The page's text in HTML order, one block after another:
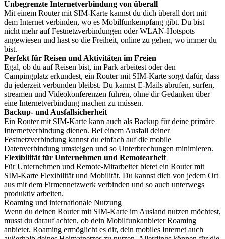
Unbegrenzte Internetverbindung von überall
Mit einem Router mit SIM-Karte kannst du dich überall dort mit
dem Internet verbinden, wo es Mobilfunkempfang gibt. Du bist
nicht mehr auf Festnetzverbindungen oder WLAN-Hotspots
angewiesen und hast so die Freiheit, online zu gehen, wo immer du
bist.
Perfekt für Reisen und Aktivitäten im Freien
Egal, ob du auf Reisen bist, im Park arbeitest oder den
Campingplatz erkundest, ein Router mit SIM-Karte sorgt dafür, dass
du jederzeit verbunden bleibst. Du kannst E-Mails abrufen, surfen,
streamen und Videokonferenzen führen, ohne dir Gedanken über
eine Internetverbindung machen zu müssen.
Backup- und Ausfallsicherheit
Ein Router mit SIM-Karte kann auch als Backup für deine primäre
Internetverbindung dienen. Bei einem Ausfall deiner
Festnetzverbindung kannst du einfach auf die mobile
Datenverbindung umsteigen und so Unterbrechungen minimieren.
Flexibilität für Unternehmen und Remotearbeit
Für Unternehmen und Remote-Mitarbeiter bietet ein Router mit
SIM-Karte Flexibilität und Mobilität. Du kannst dich von jedem Ort
aus mit dem Firmennetzwerk verbinden und so auch unterwegs
produktiv arbeiten.
Roaming und internationale Nutzung
Wenn du deinen Router mit SIM-Karte im Ausland nutzen möchtest,
musst du darauf achten, ob dein Mobilfunkanbieter Roaming
anbietet. Roaming ermöglicht es dir, dein mobiles Internet auch